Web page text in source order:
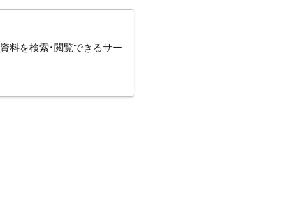
料を検索・閲覧できるサー